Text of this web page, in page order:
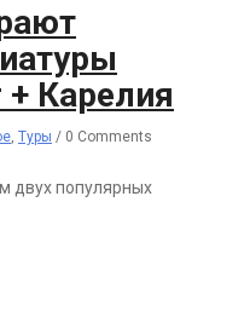
+ Карелия
Туры / 0 Comments
двух популярных